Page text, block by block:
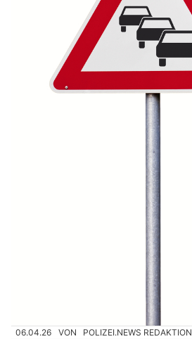
06.04.26 VON POLIZEI.NEWS REDAKTION